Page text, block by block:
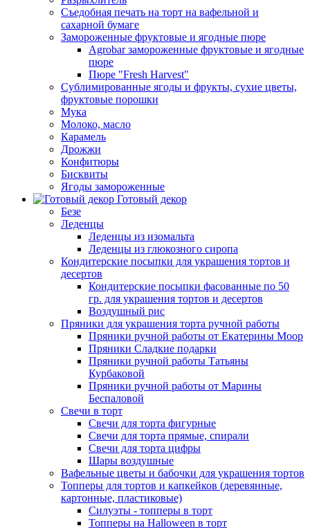
Съедобная печать на торт на вафельной и
сахарной бумаге
Замороженные фруктовые и ягодные пюре
Agrobar замороженные фруктовые и ягодные
пюре
Пюре "Fresh Harvest"
Сублимированные ягоды и фрукты, сухие цветы,
фруктовые порошки
Мука
Молоко, масло
Карамель
Дрожжи
Конфитюры
Бисквиты
Ягоды замороженные
Готовый декор
Безе
Леденцы
Леденцы из изомальта
Леденцы из глюкозного сиропа
Кондитерские посыпки для украшения тортов и
десертов
Кондитерские посыпки фасованные по 50
гр. для украшения тортов и десертов
Воздушный рис
Пряники для украшения торта ручной работы
Пряники ручной работы от Екатерины Моор
Пряники Сладкие подарки
Пряники ручной работы Татьяны
Курбаковой
Пряники ручной работы от Марины
Беспаловой
Свечи в торт
Свечи для торта фигурные
Свечи для торта прямые, спирали
Свечи для торта цифры
Шары воздушные
Вафельные цветы и бабочки для украшения тортов
Топперы для тортов и капкейков (деревянные,
картонные, пластиковые)
Силуэты - топперы в торт
Топперы на Halloween в торт